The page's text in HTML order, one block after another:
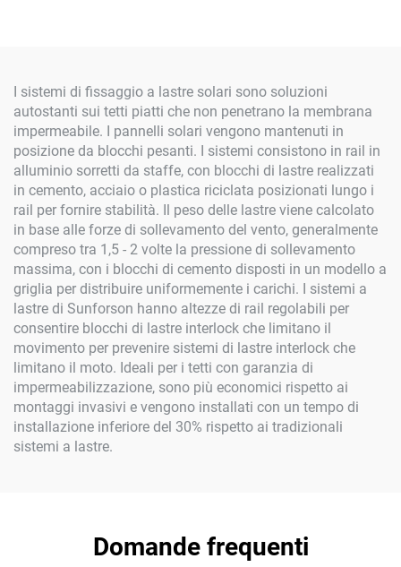
I sistemi di fissaggio a lastre solari sono soluzioni
autostanti sui tetti piatti che non penetrano la membrana
impermeabile. I pannelli solari vengono mantenuti in
posizione da blocchi pesanti. I sistemi consistono in rail in
alluminio sorretti da staffe, con blocchi di lastre realizzati
in cemento, acciaio o plastica riciclata posizionati lungo i
rail per fornire stabilità. Il peso delle lastre viene calcolato
in base alle forze di sollevamento del vento, generalmente
compreso tra 1,5 - 2 volte la pressione di sollevamento
massima, con i blocchi di cemento disposti in un modello a
griglia per distribuire uniformemente i carichi. I sistemi a
lastre di Sunforson hanno altezze di rail regolabili per
consentire blocchi di lastre interlock che limitano il
movimento per prevenire sistemi di lastre interlock che
limitano il moto. Ideali per i tetti con garanzia di
impermeabilizzazione, sono più economici rispetto ai
montaggi invasivi e vengono installati con un tempo di
installazione inferiore del 30% rispetto ai tradizionali
sistemi a lastre.
Domande frequenti